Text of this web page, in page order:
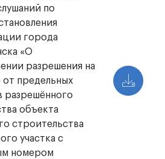
по
города
«О
разрешения на
от предельных
разрешённого
объекта
строительства
участка с
номером